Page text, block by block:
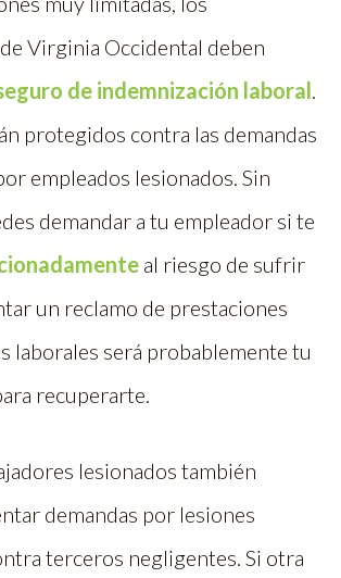
Virginia Occidental deben
de indemnización laboral.
protegidos contra las demandas
empleados lesionados. Sin
demandar a tu empleador si te
al riesgo de sufrir
un reclamo de prestaciones
laborales será probablemente tu
recuperarte.
lesionados también
demandas por lesiones
terceros negligentes. Si otra